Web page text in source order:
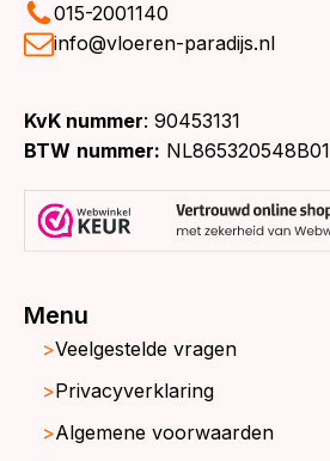
015-2001140
info@vloeren-paradijs.nl
KvK nummer: 90453131
BTW nummer: NL865320548B01
Menu
Veelgestelde vragen
Privacyverklaring
Algemene voorwaarden